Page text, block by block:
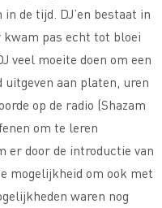
de tijd. DJ’en bestaat in
kwam pas echt tot bloei
veel moeite doen om een
uitgeven aan platen, uren
op de radio (Shazam
om te leren
er door de introductie van
mogelijkheid om ook met
waren nog